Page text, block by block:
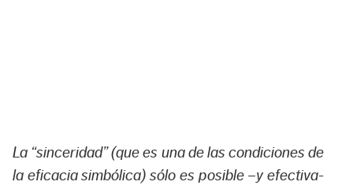
La “sinceridad” (que es una de las condiciones de
la eficacia simbólica) sólo es posible –y efectiva-